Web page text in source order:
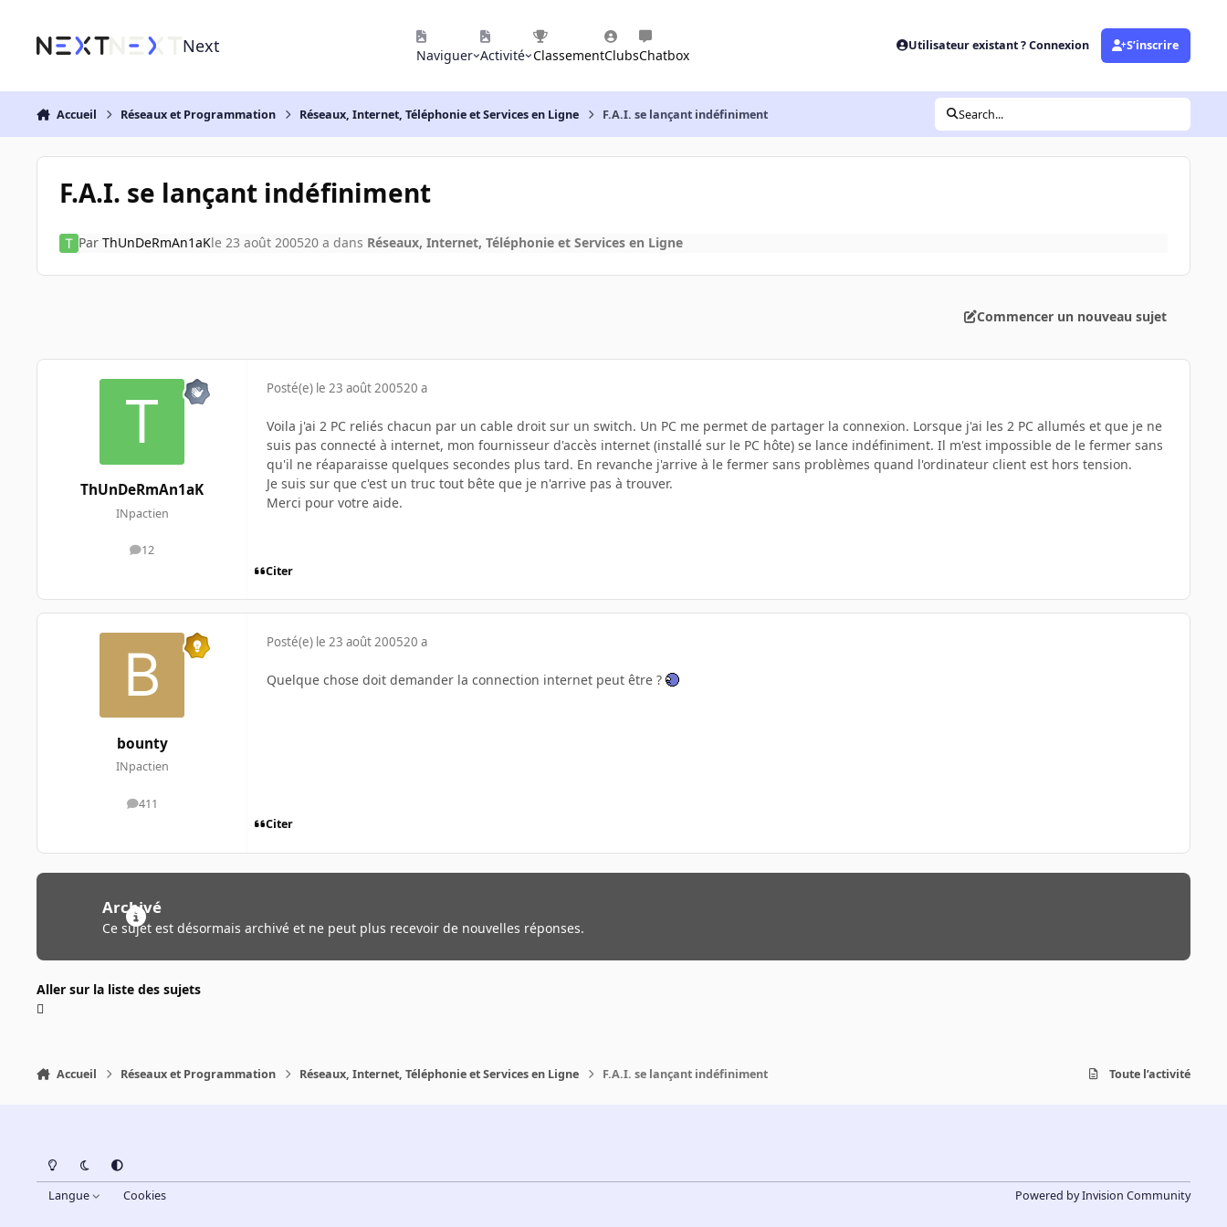
Next Naviguer Activité ClassementClubsChatbox
Utilisateur existant ? Connexion S’inscrire
Accueil Réseaux et Programmation Réseaux, Internet, Téléphonie et Services en Ligne F.A.I. se lançant indéfiniment Search...
F.A.I. se lançant indéfiniment
Par ThUnDeRmAn1aKle 23 août 200520 a dans Réseaux, Internet, Téléphonie et Services en Ligne
Commencer un nouveau sujet
ThUnDeRmAn1aK
INpactien
12
messages
Posté(e) le 23 août 200520 a
Voila j'ai 2 PC reliés chacun par un cable droit sur un switch. Un PC me permet de partager la connexion. Lorsque j'ai les 2 PC allumés et que je ne
suis pas connecté à internet, mon fournisseur d'accès internet (installé sur le PC hôte) se lance indéfiniment. Il m'est impossible de le fermer sans
qu'il ne réaparaisse quelques secondes plus tard. En revanche j'arrive à le fermer sans problèmes quand l'ordinateur client est hors tension.
Je suis sur que c'est un truc tout bête que je n'arrive pas à trouver.
Merci pour votre aide.
Citer
bounty
INpactien
411
messages
Posté(e) le 23 août 200520 a
Quelque chose doit demander la connection internet peut être ?
Citer
Archivé
Ce sujet est désormais archivé et ne peut plus recevoir de nouvelles réponses.
Aller sur la liste des sujets
Accueil Réseaux et Programmation Réseaux, Internet, Téléphonie et Services en Ligne F.A.I. se lançant indéfiniment Toute l’activité
Light ModeDark ModeSystem Preference
Langue Cookies Powered byInvision Community